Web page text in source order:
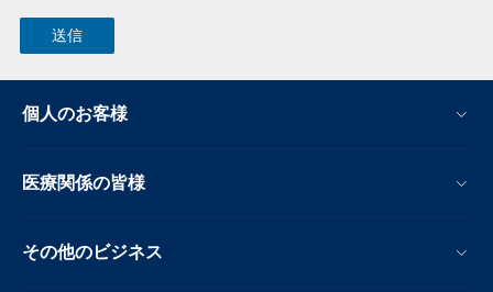
個人のお客様
医療関係の皆様
その他のビジネス